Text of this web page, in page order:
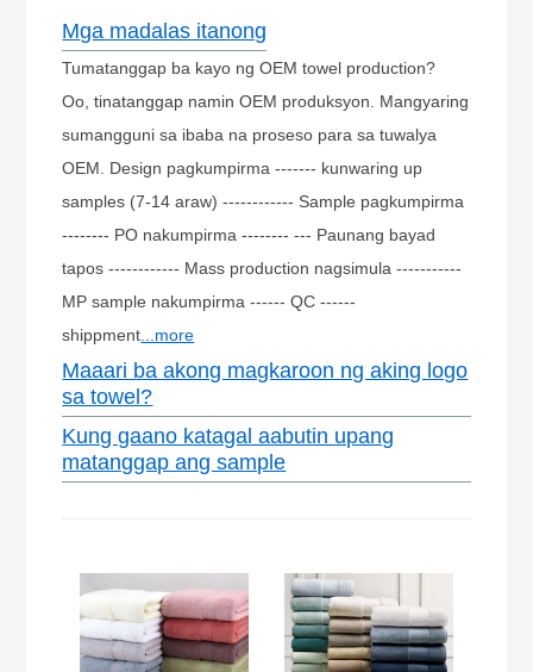
Mga madalas itanong
Tumatanggap ba kayo ng OEM towel production?
Oo, tinatanggap namin OEM produksyon. Mangyaring
sumangguni sa ibaba na proseso para sa tuwalya
OEM. Design pagkumpirma ------- kunwaring up
samples (7-14 araw) ------------ Sample pagkumpirma
-------- PO nakumpirma -------- --- Paunang bayad
tapos ------------ Mass production nagsimula -----------
MP sample nakumpirma ------ QC ------
shippment ...more
Maaari ba akong magkaroon ng aking logo
sa towel?
Kung gaano katagal aabutin upang
matanggap ang sample